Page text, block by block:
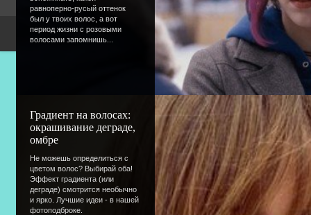
равноперно-русый оттенок
был у твоих волос, а вот
период жизни с розовыми
волосами запомнишь...
Градиент на волосах:
окрашивание деграде,
омбре
Не можешь определиться с
цветом волос? Выбирай оба!
Эффект градиента (или
деграде) смотрится необычно
и ярко. Лучшие идеи - в нашей
фотоподброке.
Copyright